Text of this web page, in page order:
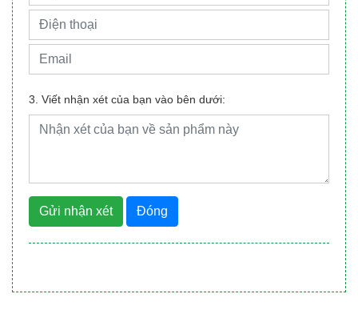
3. Viết nhận xét của bạn vào bên dưới:
Gửi nhận xét Đóng